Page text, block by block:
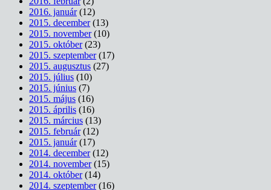
2016. január(12)
2015. december(13)
2015. november(10)
2015. október(23)
2015. szeptember(17)
2015. augusztus (27)
2015. július (10)
2015. június (7)
2015. május (16)
2015. április (16)
2015. március (13)
2015. február(12)
2015. január(17)
2014. december(12)
2014. november(15)
2014. október(14)
2014. szeptember(16)